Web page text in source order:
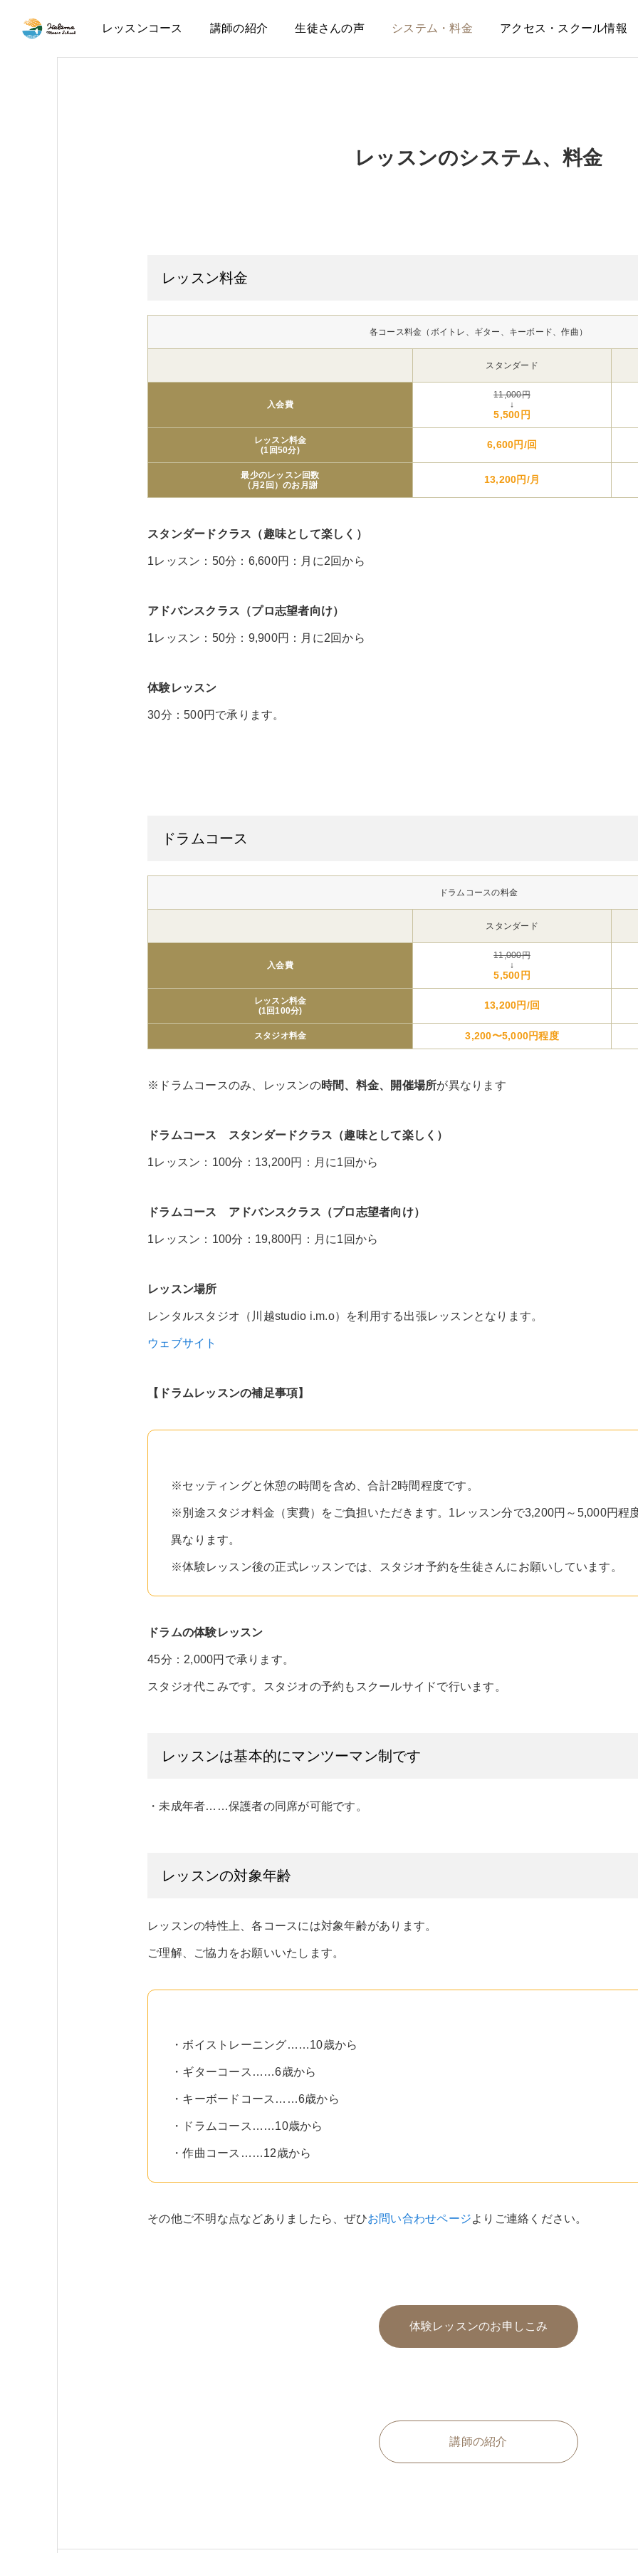
レッスンコース 講師の紹介 生徒さんの声 システム・料金 アクセス・スクール情報
レッスンのシステム、料金
レッスン料金
各コース料金（ボイトレ、ギター、キーボード、作曲）
スタンダード
入会費
11,000円
↓
5,500円
レッスン料金
(1回50分)
6,600円/回
最少のレッスン回数
（月2回）のお月謝
13,200円/月
スタンダードクラス（趣味として楽しく）
1レッスン：50分：6,600円：月に2回から
アドバンスクラス（プロ志望者向け）
1レッスン：50分：9,900円：月に2回から
体験レッスン
30分：500円で承ります。
ドラムコース
ドラムコースの料金
スタンダード
入会費
11,000円
↓
5,500円
レッスン料金
(1回100分)
13,200円/回
スタジオ料金 3,200〜5,000円程度
※ドラムコースのみ、レッスンの時間、料金、開催場所が異なります
ドラムコース スタンダードクラス（趣味として楽しく）
1レッスン：100分：13,200円：月に1回から
ドラムコース アドバンスクラス（プロ志望者向け）
1レッスン：100分：19,800円：月に1回から
レッスン場所
レンタルスタジオ（川越studio i.m.o）を利用する出張レッスンとなります。
ウェブサイト
【ドラムレッスンの補足事項】
※セッティングと休憩の時間を含め、合計2時間程度です。
※別途スタジオ料金（実費）をご負担いただきます。1レッスン分で3,200円～5,000円程
異なります。
※体験レッスン後の正式レッスンでは、スタジオ予約を生徒さんにお願いしています。
ドラムの体験レッスン
45分：2,000円で承ります。
スタジオ代こみです。スタジオの予約もスクールサイドで行います。
レッスンは基本的にマンツーマン制です
・未成年者……保護者の同席が可能です。
レッスンの対象年齢
レッスンの特性上、各コースには対象年齢があります。
ご理解、ご協力をお願いいたします。
・ボイストレーニング……10歳から
・ギターコース……6歳から
・キーボードコース……6歳から
・ドラムコース……10歳から
・作曲コース……12歳から
その他ご不明な点などありましたら、ぜひお問い合わせページよりご連絡ください。
体験レッスンのお申しこみ
講師の紹介